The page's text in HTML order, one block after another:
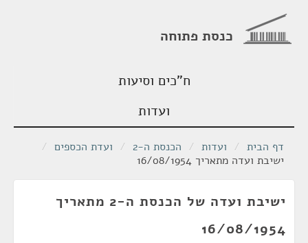
כנסת פתוחה
ח"כים וסיעות
ועדות
דף הבית / ועדות / הכנסת ה-2 / ועדת הכספים /
ישיבת ועדה מתאריך 16/08/1954
ישיבת ועדה של הכנסת ה-2 מתאריך
16/08/1954